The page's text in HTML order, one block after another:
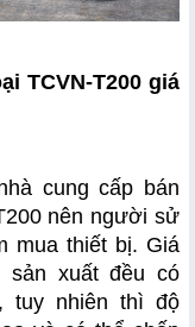
TCVN-T200 giá
cung cấp bán
nên người sử
mua thiết bị. Giá
sản xuất đều có
tuy nhiên thì độ